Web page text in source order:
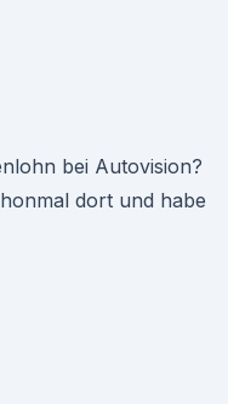
bei Autovision?
dort und habe